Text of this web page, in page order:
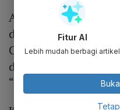
Artinya, kata ini
dalam percakapan
Cermat MPR. Kata
dengan berbagai
“goblog”, “tolol”,
Fitur AI
Lebih mudah berbagi artikel